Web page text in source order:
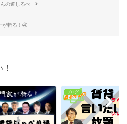
の道しるべ
が斬る！④
ブログ